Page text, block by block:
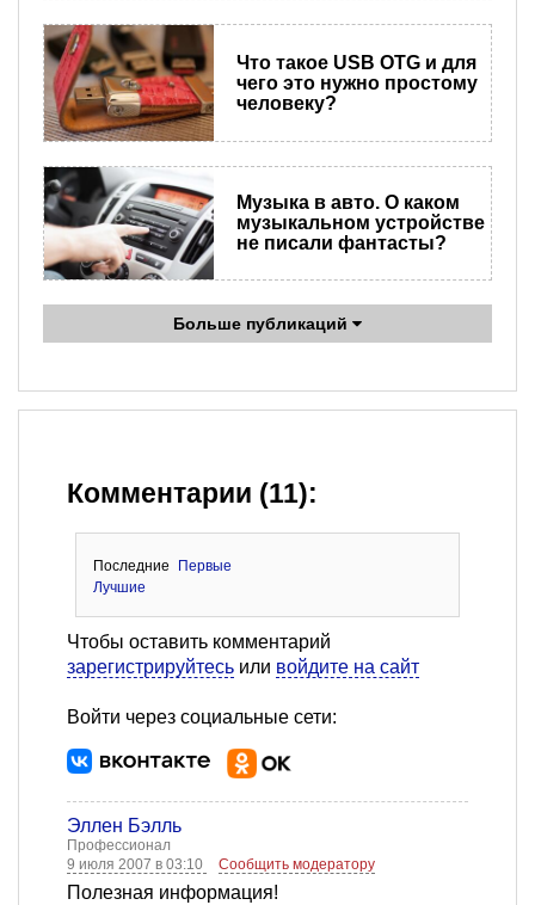
Что такое USB OTG и для
чего это нужно простому
человеку?
Музыка в авто. О каком
музыкальном устройстве
не писали фантасты?
Больше публикаций
Комментарии (11):
Последние
Первые
Лучшие
Чтобы оставить комментарий
зарегистрируйтесь или войдите на сайт
Войти через социальные сети:
Эллен Бэлль
Профессионал
9 июля 2007 в 03:10
Сообщить модератору
Полезная информация!